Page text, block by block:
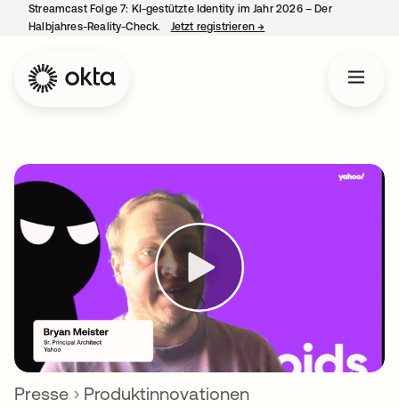
Streamcast Folge 7: KI-gestützte Identity im Jahr 2026 – Der
Halbjahres-Reality-Check.
Jetzt registrieren→
Presse Produktinnovationen